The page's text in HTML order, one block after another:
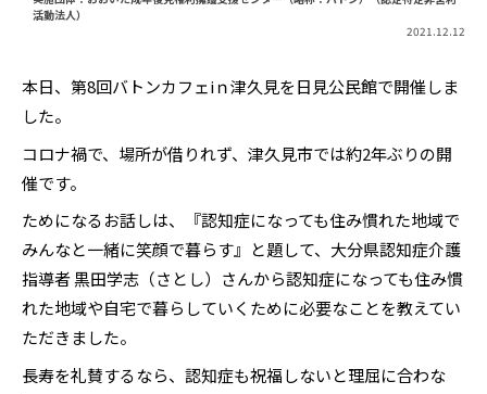
活動法人）
2021.12.12
本日、第8回バトンカフェiｎ津久見を日見公民館で開催しま
した。
コロナ禍で、場所が借りれず、津久見市では約2年ぶりの開
催です。
ためになるお話しは、『認知症になっても住み慣れた地域で
みんなと一緒に笑顔で暮らす』と題して、大分県認知症介護
指導者 黒田学志（さとし）さんから認知症になっても住み慣
れた地域や自宅で暮らしていくために必要なことを教えてい
ただきました。
長寿を礼賛するなら、認知症も祝福しないと理屈に合わな